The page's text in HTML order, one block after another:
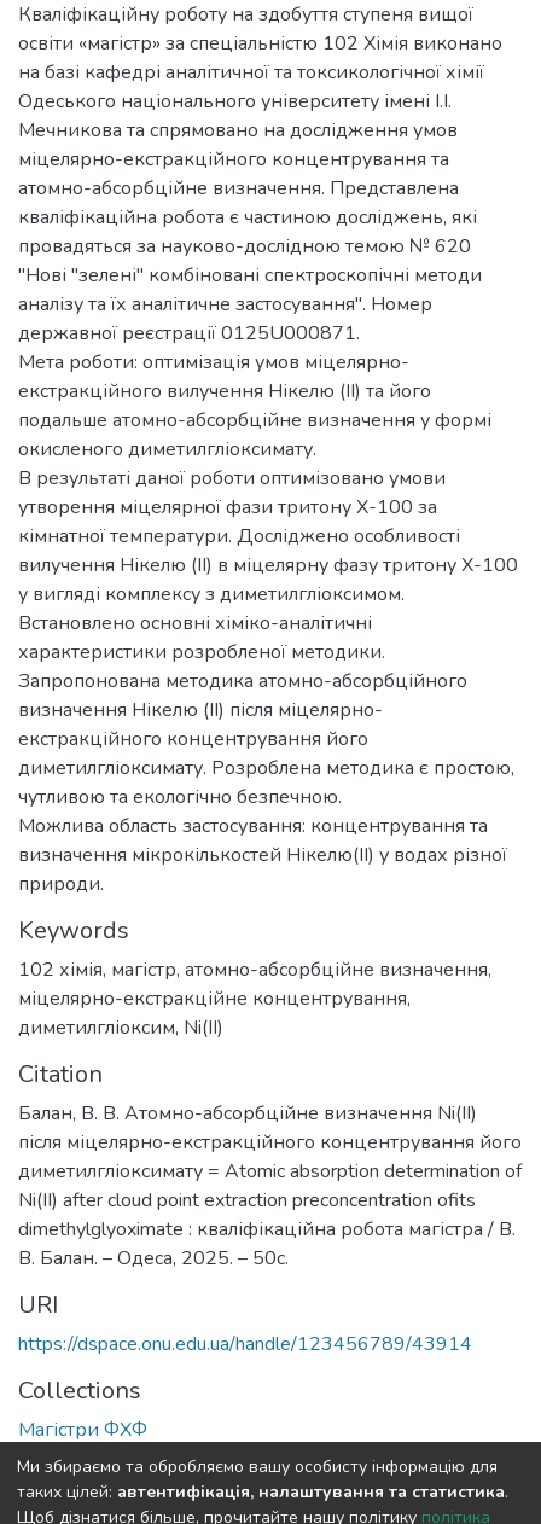
Кваліфікаційну роботу на здобуття ступеня вищої
освіти «магістр» за спеціальністю 102 Хімія виконано
на базі кафедрі аналітичної та токсикологічної хімії
Одеського національного університету імені І.І.
Мечникова та спрямовано на дослідження умов
міцелярно-екстракційного концентрування та
атомно-абсорбційне визначення. Представлена
кваліфікаційна робота є частиною досліджень, які
провадяться за науково-дослідною темою № 620
"Нові "зелені" комбіновані спектроскопічні методи
аналізу та їх аналітичне застосування". Номер
державної реєстрації 0125U000871.
Мета роботи: оптимізація умов міцелярно-
екстракційного вилучення Нікелю (ІІ) та його
подальше атомно-абсорбційне визначення у формі
окисленого диметилгліоксимату.
В результаті даної роботи оптимізовано умови
утворення міцелярної фази тритону Х-100 за
кімнатної температури. Досліджено особливості
вилучення Нікелю (ІІ) в міцелярну фазу тритону Х-100
у вигляді комплексу з диметилгліоксимом.
Встановлено основні хіміко-аналітичні
характеристики розробленої методики.
Запропонована методика атомно-абсорбційного
визначення Нікелю (ІІ) після міцелярно-
екстракційного концентрування його
диметилгліоксимату. Розроблена методика є простою,
чутливою та екологічно безпечною.
Можлива область застосування: концентрування та
визначення мікрокількостей Нікелю(ІІ) у водах різної
природи.
Keywords
102 хімія, магістр, атомно-абсорбційне визначення,
міцелярно-екстракційне концентрування,
диметилгліоксим, Ni(II)
Citation
Балан, В. В. Атомно-абсорбційне визначення Ni(II)
після міцелярно-екстракційного концентрування його
диметилгліоксимату = Atomic absorption determination of
Ni(II) after cloud point extraction preconcentration ofits
dimethylglyoximate : кваліфікаційна робота магістра / В.
В. Балан. – Одеса, 2025. – 50с.
URI
https://dspace.onu.edu.ua/handle/123456789/43914
Collections
Магістри ФХФ
Full item page
Ми збираємо та обробляємо вашу особисту інформацію для
таких цілей: автентифікація, налаштування та статистика.
Щоб дізнатися більше, прочитайте нашу політику політика